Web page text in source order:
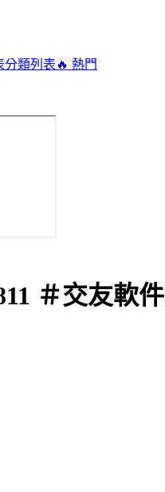
分類列表 🔥 熱門
＃交友軟